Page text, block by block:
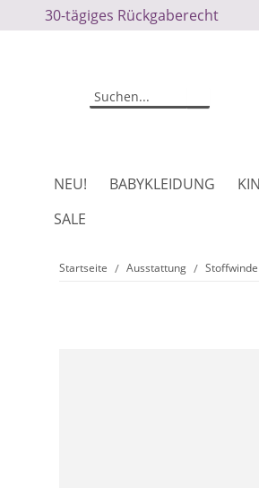
30-tägiges Rückgaberecht
NEU! BABYKLEIDUNG
SALE
Startseite Ausstattung